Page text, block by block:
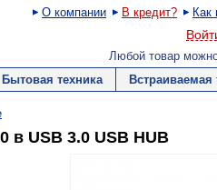
О компании В кредит? Как
Любой товар
Бытовая техника Встраиваемая
в USB 3.0 USB HUB